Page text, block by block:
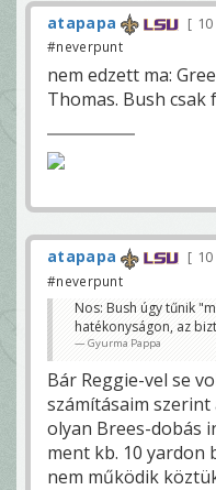
atapapa
#neverpunt
nem edzett ma:
Thomas. Bush
atapapa
#neverpunt
Nos: Bush úgy tűnik
hatékonyságon, az
Gyurma Pappa
Bár Reggie-vel se
számításaim szerint
olyan Brees-dobás
ment kb. 10 yardon
nem működik